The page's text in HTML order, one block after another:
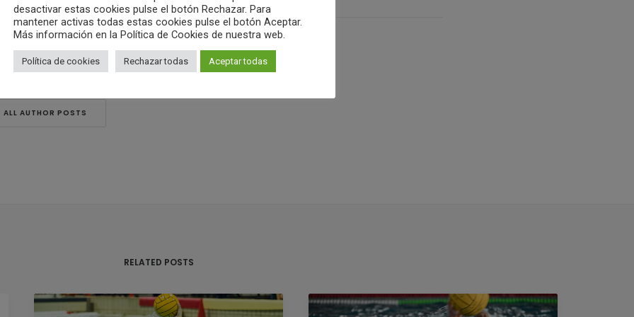
Waterpolo Castelló
ALL AUTHOR POSTS
RELATED POSTS
desactivar estas cookies pulse el botón Rechazar. Para
mantener activas todas estas cookies pulse el botón Aceptar.
Más información en la Política de Cookies de nuestra web.
Política de cookies Rechazar todas Aceptar todas